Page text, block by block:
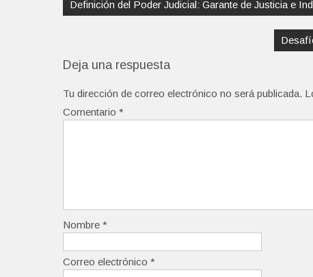
entradas
Definición del Poder Judicial: Garante de Justicia e
Deja una respuesta
Tu dirección de correo electrónico no será publicada.
Comentario *
Nombre *
Correo electrónico *